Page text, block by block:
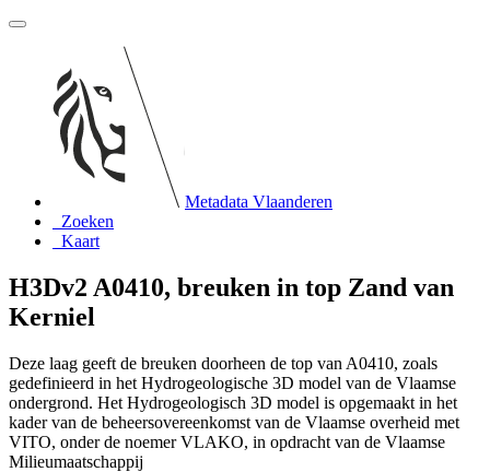
Metadata Vlaanderen
Zoeken
Kaart
H3Dv2 A0410, breuken in top Zand van
Kerniel
Deze laag geeft de breuken doorheen de top van A0410, zoals
gedefinieerd in het Hydrogeologische 3D model van de Vlaamse
ondergrond. Het Hydrogeologisch 3D model is opgemaakt in het
kader van de beheersovereenkomst van de Vlaamse overheid met
VITO, onder de noemer VLAKO, in opdracht van de Vlaamse
Milieumaatschappij